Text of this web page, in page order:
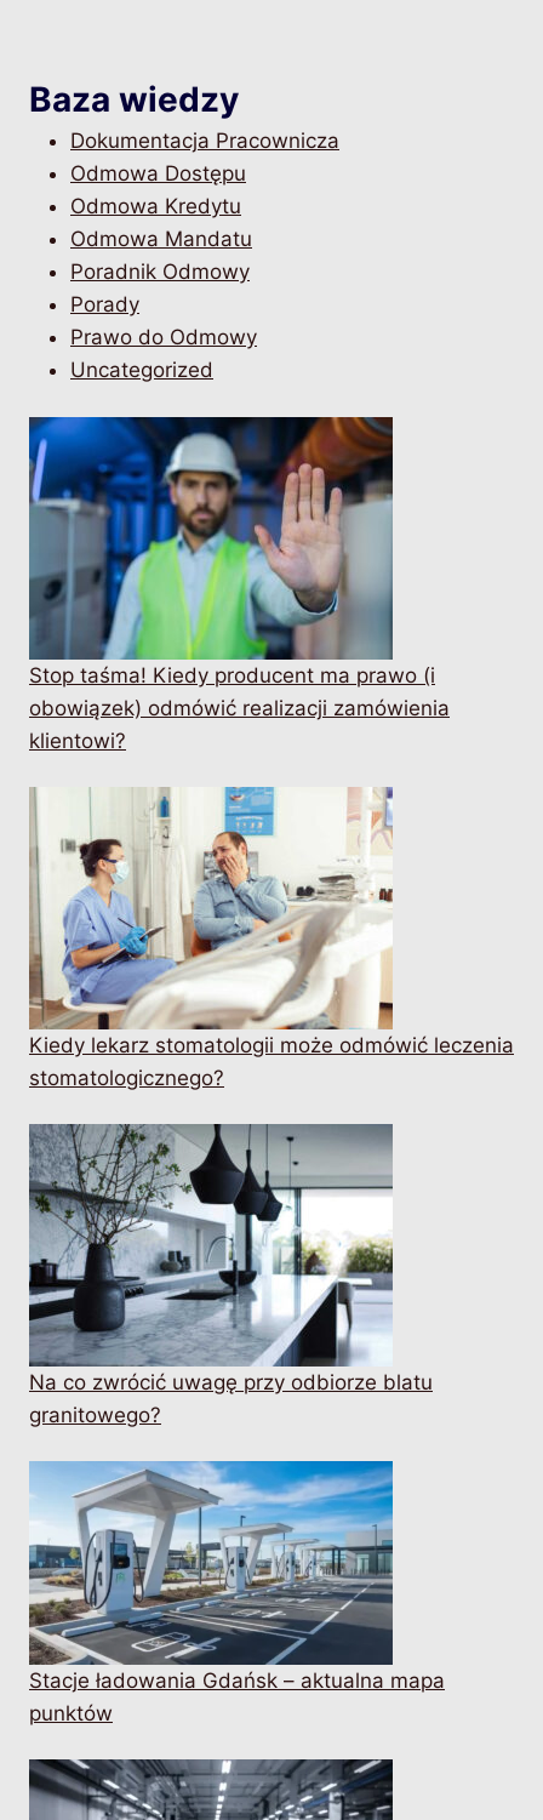
Baza wiedzy
Dokumentacja Pracownicza
Odmowa Dostępu
Odmowa Kredytu
Odmowa Mandatu
Poradnik Odmowy
Porady
Prawo do Odmowy
Uncategorized
Stop taśma! Kiedy producent ma prawo (i
obowiązek) odmówić realizacji zamówienia
klientowi?
Kiedy lekarz stomatologii może odmówić leczenia
stomatologicznego?
Na co zwrócić uwagę przy odbiorze blatu
granitowego?
Stacje ładowania Gdańsk – aktualna mapa
punktów